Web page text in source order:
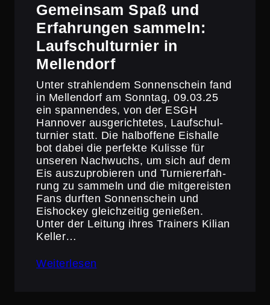
Gemeinsam Spaß und
Erfah­rungen sammeln:
Laufschul­tur­nier in
Mellendorf
Unter strah­lendem Sonnen­schein fand
in Mellen­dorf am Sonntag, 09.03.25
ein spannendes, von der ESGH
Hannover ausge­rich­tetes, Laufschul­
tur­nier statt. Die halbof­fene Eishalle
bot dabei die perfekte Kulisse für
unseren Nachwuchs, um sich auf dem
Eis auszu­pro­bieren und Turnier­er­fah­
rung zu sammeln und die mitge­reisten
Fans durften Sonnen­schein und
Eishockey gleich­zeitig genießen.
Unter der Leitung ihres Trainers Kilian
Keller…
Weiterlesen